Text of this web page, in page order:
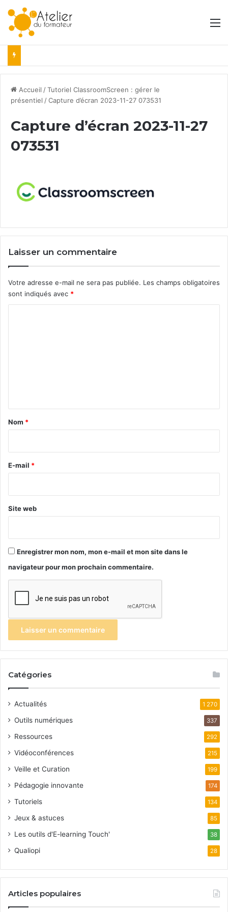
Accueil /Tutoriel ClassroomScreen : gérer le
présentiel /Capture d’écran 2023-11-27 073531
Capture d’écran 2023-11-27
073531
Laisser un commentaire
Votre adresse e-mail ne sera pas publiée. Les champs obligatoires
sont indiqués avec *
a
e
Nom *
E-mail *
Site web
Enregistrer mon nom, mon e-mail et mon site dans le
navigateur pour mon prochain commentaire.
Catégories
Actualités 1 270
Outils numériques 337
Ressources 292
Vidéoconférences 215
Veille et Curation 199
Pédagogie innovante 174
Tutoriels 134
Jeux & astuces 85
Les outils d'E-learning Touch' 38
Qualiopi 28
Articles populaires